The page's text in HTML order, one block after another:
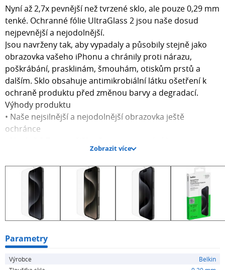
Nyní až 2,7x pevnější než tvrzené sklo, ale pouze 0,29 mm
tenké. Ochranné fólie UltraGlass 2 jsou naše dosud
nejpevnější a nejodolnější.
Jsou navrženy tak, aby vypadaly a působily stejně jako
obrazovka vašeho iPhonu a chránily proti nárazu,
poškrábání, prasklinám, šmouhám, otiskům prstů a
dalším. Sklo obsahuje antimikrobiální látku ošetření k
ochraně produktu před změnou barvy a degradací.
Výhody produktu
• Naše nejsilnější a nejodolnější obrazovka ještě
ochránce
• O 24 % lepší pádový výkon než předchozí obrazovka
Belkin UltraGlass chrániče
• Tloušťka 0,29 mm
• Tvrdost tužky 9H
• Nativní dotyková obrazovka a pocit
• Antimikrobiální povlak, který zabraňuje odbarvení
a aplikace bez bublin
• 100% recyklovaný plastový obal Kompatibilita
iPhone 15 Pro Max Balení obsahuje
Zobrazit více
Parametry
Výrobce
Belkin